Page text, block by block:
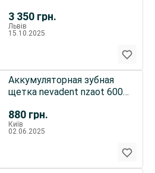
3 350 грн.
Львів
15.10.2025
880 грн.
Аккумуляторная зубная
щетка nevadent nzaot 600
Київ
02.06.2025